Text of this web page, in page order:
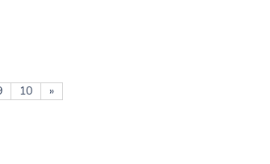
10 »